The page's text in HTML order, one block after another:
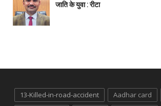
जाति के युवा : रीटा
13-Killed-in-road-accident Aadhar card